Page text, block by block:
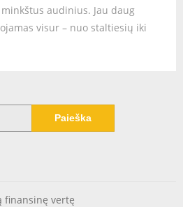
audinius. Jau daug
visur – nuo staltiesių iki
finansinę vertę